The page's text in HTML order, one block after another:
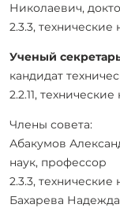
Николаевич,
2.3.3, технические
Ученый
кандидат
2.2.11, технические
Члены совета:
Абакумов
наук, профессор
2.3.3, технические
Бахарева